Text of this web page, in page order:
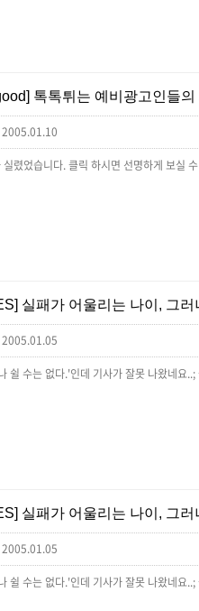
톡톡튀는 예비광고인들의
2005.01.10
렸었습니다. 클릭 하시면 선명하게 보실
실패가 어울리는 나이, 그러
2005.01.05
쉴 수는 없다.'인데 기사가 잘못 나왔네요
실패가 어울리는 나이, 그러
2005.01.05
쉴 수는 없다.'인데 기사가 잘못 나왔네요